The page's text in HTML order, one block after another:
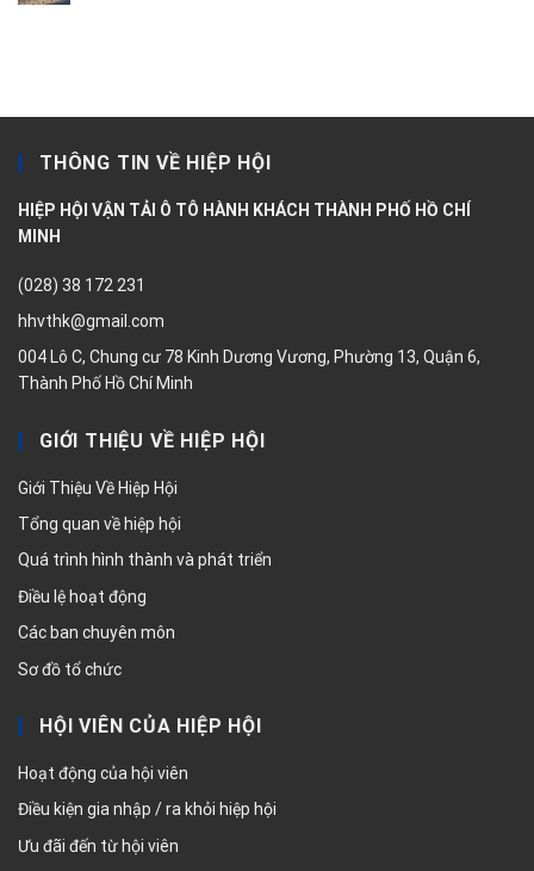
THÔNG TIN VỀ HIỆP HỘI
HIỆP HỘI VẬN TẢI Ô TÔ HÀNH KHÁCH THÀNH PHỐ HỒ CHÍ
MINH
(028) 38 172 231
hhvthk@gmail.com
004 Lô C, Chung cư 78 Kinh Dương Vương, Phường 13, Quận 6,
Thành Phố Hồ Chí Minh
GIỚI THIỆU VỀ HIỆP HỘI
Giới Thiệu Về Hiệp Hội
Tổng quan về hiệp hội
Quá trình hình thành và phát triển
Điều lệ hoạt động
Các ban chuyên môn
Sơ đồ tổ chức
HỘI VIÊN CỦA HIỆP HỘI
Hoạt động của hội viên
Điều kiện gia nhập / ra khỏi hiệp hội
Ưu đãi đến từ hội viên